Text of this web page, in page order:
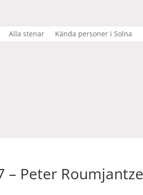
Alla stenar Kända personer i Solna
– Peter